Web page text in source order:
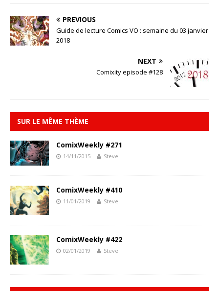
PREVIOUS
Guide de lecture Comics VO : semaine du 03 janvier
2018
NEXT
Comixity episode #128
SUR LE MÊME THÈME
ComixWeekly #271
14/11/2015 Steve
ComixWeekly #410
11/01/2019 Steve
ComixWeekly #422
02/01/2019 Steve